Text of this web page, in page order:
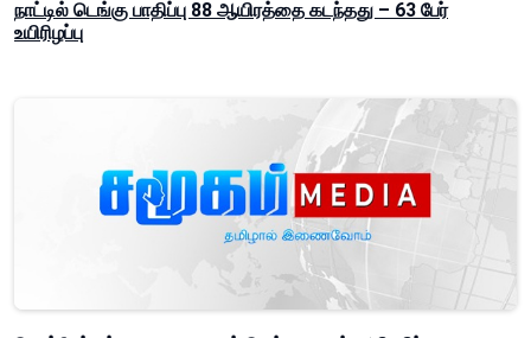
நாட்டில் டெங்கு பாதிப்பு 88 ஆயிரத்தை கடந்தது – 63 பேர்
உயிரிழப்பு